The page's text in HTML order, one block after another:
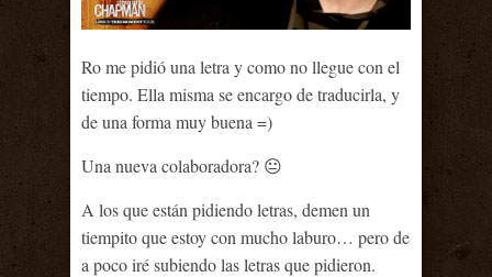
Ro me pidió una letra y como no llegue con el
tiempo. Ella misma se encargo de traducirla, y
de una forma muy buena =)
Una nueva colaboradora? 😐
A los que están pidiendo letras, demen un
tiempito que estoy con mucho laburo… pero de
a poco iré subiendo las letras que pidieron.